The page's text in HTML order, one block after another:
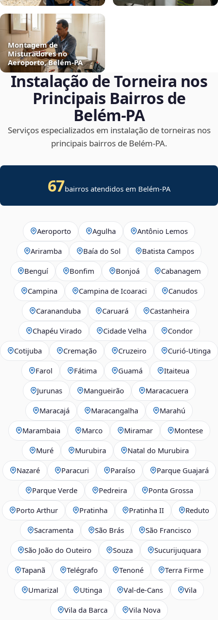
Montagem de
Misturadores no
Aeroporto, Belém‑PA
Instalação de Torneira nos
Principais Bairros de
Belém‑PA
Serviços especializados em instalação de torneiras nos
principais bairros de Belém‑PA.
67bairros atendidos em Belém-PA
Aeroporto Agulha Antônio Lemos
Ariramba Baía do Sol Batista Campos
Benguí Bonfim Bonjoá Cabanagem
Campina Campina de Icoaraci Canudos
Carananduba Caruará Castanheira
Chapéu Virado Cidade Velha Condor
Cotijuba Cremação Cruzeiro Curió-Utinga
Farol Fátima Guamá Itaiteua
Jurunas Mangueirão Maracacuera
Maracajá Maracangalha Marahú
Marambaia Marco Miramar Montese
Muré Murubira Natal do Murubira
Nazaré Paracuri Paraíso Parque Guajará
Parque Verde Pedreira Ponta Grossa
Porto Arthur Pratinha Pratinha II Reduto
Sacramenta São Brás São Francisco
São João do Outeiro Souza Sucurijuquara
Tapanã Telégrafo Tenoné Terra Firme
Umarizal Utinga Val-de-Cans Vila
Vila da Barca Vila Nova